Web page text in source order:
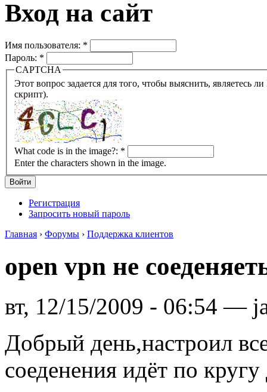
Вход на сайт
Имя пользователя: *
Пароль: *
CAPTCHA
Этот вопрос задается для того, чтобы выяснить, являетесь ли Вы человеком или представляете из себя робота
скрипт).
What code is in the image?: *
Enter the characters shown in the image.
Регистрация
Запросить новый пароль
Главная › Форумы › Поддержка клиентов
open vpn не
вт, 12/15/2009 - 06:54 —
Добрый день,настроил
соеденения идёт по